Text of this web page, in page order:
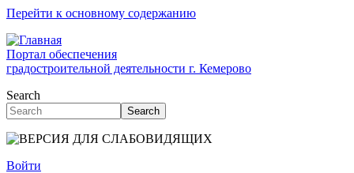
Перейти к основному содержанию
Портал обеспечения
градостроительной деятельности г. Кемерово
Search
Search
Войти